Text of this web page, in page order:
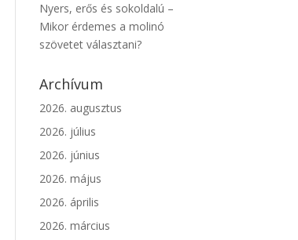
Nyers, erős és sokoldalú –
Mikor érdemes a molinó
szövetet választani?
Archívum
2026. augusztus
2026. július
2026. június
2026. május
2026. április
2026. március